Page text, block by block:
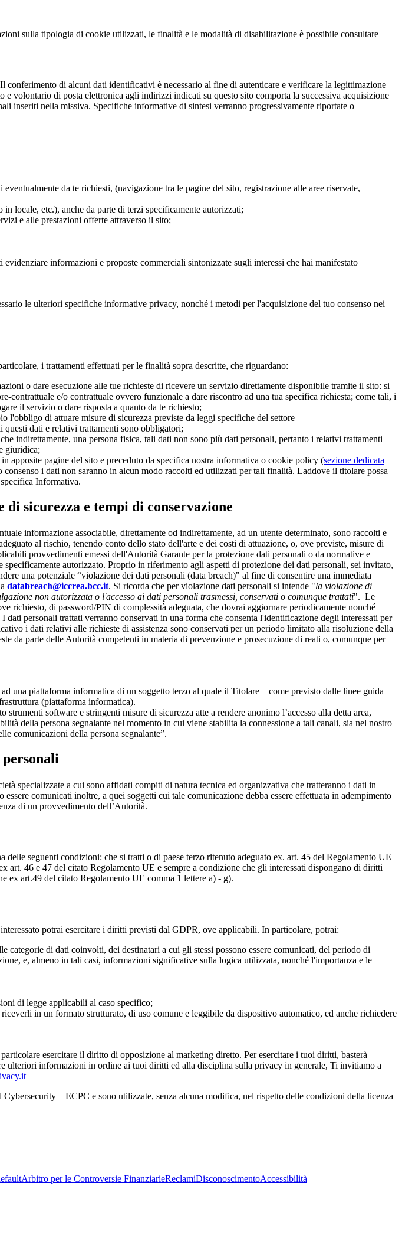
sulla tipologia di cookie utilizzati, le finalità e le modalità di disabilitazione è possibile consultare
conferimento di alcuni dati identificativi è necessario al fine di autenticare e verificare la legittimazione
volontario di posta elettronica agli indirizzi indicati su questo sito comporta la successiva acquisizione
inseriti nella missiva. Specifiche informative di sintesi verranno progressivamente riportate o
da te richiesti, (navigazione tra le pagine del sito, registrazione alle aree riservate,
locale, etc.), anche da parte di terzi specificamente autorizzati;
e alle prestazioni offerte attraverso il sito;
informazioni e proposte commerciali sintonizzate sugli interessi che hai manifestato
le ulteriori specifiche informative privacy, nonché i metodi per l'acquisizione del tuo consenso nei
i trattamenti effettuati per le finalità sopra descritte, che riguardano:
o dare esecuzione alle tue richieste di ricevere un servizio direttamente disponibile tramite il sito: si
contrattuale e/o contrattuale ovvero funzionale a dare riscontro ad una tua specifica richiesta; come tali, i
il servizio o dare risposta a quanto da te richiesto;
l'obbligo di attuare misure di sicurezza previste da leggi specifiche del settore
dati e relativi trattamenti sono obbligatori;
indirettamente, una persona fisica, tali dati non sono più dati personali, pertanto i relativi trattamenti
giuridica;
apposite pagine del sito e preceduto da specifica nostra informativa o cookie policy (sezione dedicata
i dati non saranno in alcun modo raccolti ed utilizzati per tali finalità. Laddove il titolare possa
Informativa.
sicurezza e tempi di conservazione
informazione associabile, direttamente od indirettamente, ad un utente determinato, sono raccolti e
al rischio, tenendo conto dello stato dell'arte e dei costi di attuazione, o, ove previste, misure di
provvedimenti emessi dell'Autorità Garante per la protezione dati personali o da normative e
autorizzato. Proprio in riferimento agli aspetti di protezione dei dati personali, sei invitato,
una potenziale “violazione dei dati personali (data breach)" al fine di consentire una immediata
databreach@iccrea.bcc.it. Si ricorda che per violazione dati personali si intende "la violazione di
non autorizzata o l'accesso ai dati personali trasmessi, conservati o comunque trattati". Le
richiesto, di password/PIN di complessità adeguata, che dovrai aggiornare periodicamente nonché
personali trattati verranno conservati in una forma che consenta l'identificazione degli interessati per
i dati relativi alle richieste di assistenza sono conservati per un periodo limitato alla risoluzione della
da parte delle Autorità competenti in materia di prevenzione e prosecuzione di reati o, comunque per
una piattaforma informatica di un soggetto terzo al quale il Titolare – come previsto dalle linee guida
(piattaforma informatica).
software e stringenti misure di sicurezza atte a rendere anonimo l’accesso alla detta area,
della persona segnalante nel momento in cui viene stabilita la connessione a tali canali, sia nel nostro
comunicazioni della persona segnalante”.
specializzate a cui sono affidati compiti di natura tecnica ed organizzativa che tratteranno i dati in
comunicati inoltre, a quei soggetti cui tale comunicazione debba essere effettuata in adempimento
di un provvedimento dell’Autorità.
seguenti condizioni: che si tratti o di paese terzo ritenuto adeguato ex. art. 45 del Regolamento UE
art. 46 e 47 del citato Regolamento UE e sempre a condizione che gli interessati dispongano di diritti
art.49 del citato Regolamento UE comma 1 lettere a) - g).
potrai esercitare i diritti previsti dal GDPR, ove applicabili. In particolare, potrai:
categorie di dati coinvolti, dei destinatari a cui gli stessi possono essere comunicati, del periodo di
e, almeno in tali casi, informazioni significative sulla logica utilizzata, nonché l'importanza e le
di legge applicabili al caso specifico;
in un formato strutturato, di uso comune e leggibile da dispositivo automatico, ed anche richiedere
esercitare il diritto di opposizione al marketing diretto. Per esercitare i tuoi diritti, basterà
informazioni in ordine ai tuoi diritti ed alla disciplina sulla privacy in generale, Ti invitiamo a
– ECPC e sono utilizzate, senza alcuna modifica, nel rispetto delle condizioni della licenza
Arbitro per le Controversie FinanziarieReclamiDisconoscimentoAccessibilità